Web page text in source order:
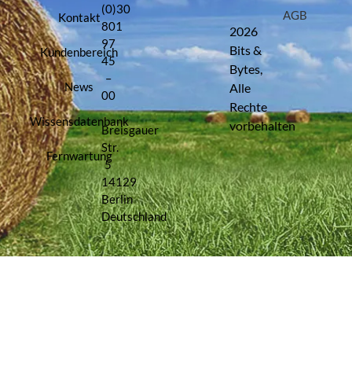
Kontakt
Kundenbereich
News
Wissensdatenbank
Fernwartung
(0)30
801
97
45
–
00
Breisgauer
Str.
5
14129
Berlin
Deutschland
2026
Bits &
Bytes,
Alle
Rechte
vorbehalten
AGB